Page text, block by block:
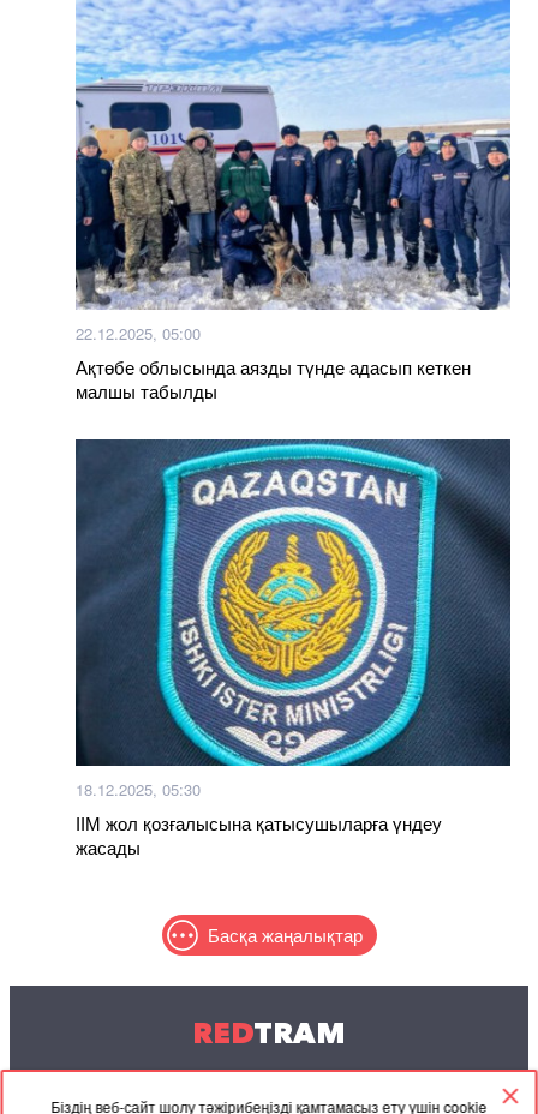
Біздің веб-сайт шолу тәжірибеңізді қамтамасыз ету үшін cookie
22.12.2025, 05:00
Ақтөбе облысында аязды түнде адасып кеткен
малшы табылды
18.12.2025, 05:30
ІІМ жол қозғалысына қатысушыларға үндеу
жасады
Басқа жаңалықтар
REDTRAM
© 2004-2026 Redtram, Ltd.